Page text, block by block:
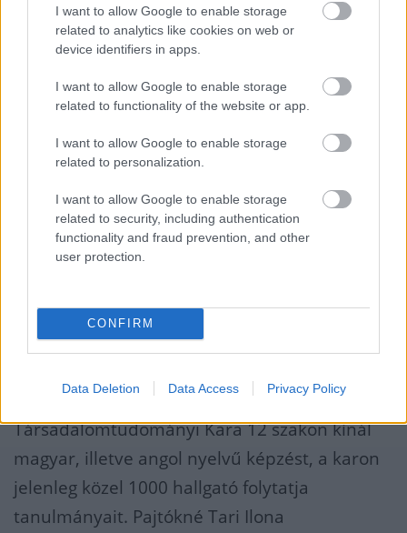
I want to allow Google to enable storage
related to analytics like cookies on web or
device identifiers in apps.
I want to allow Google to enable storage
related to functionality of the website or app.
I want to allow Google to enable storage
related to personalization.
I want to allow Google to enable storage
related to security, including authentication
functionality and fraud prevention, and other
user protection.
CONFIRM
Data Deletion Data Access Privacy Policy
A 250 éves múltra visszatekintő Eszterházy
Károly Katolikus Egyetem büszke örökségére,
intézményként, országos hatású
tudásközpontként stratégiai feladata, hogy
reagáljon a jelen kor kihívásaira.
Meghatározó a szerepe a régió
felsőoktatásában, szakképzésében,
kutatási-fejlesztési és innovációs
egészének gazdasági és társadalmi
fejlődésében.
rektora kifejtette: az intézmény Gazdasági- és
Társadalomtudományi Kara 12 szakon kínál
magyar, illetve angol nyelvű képzést, a karon
jelenleg közel 1000 hallgató folytatja
tanulmányait. Pajtókné Tari Ilona